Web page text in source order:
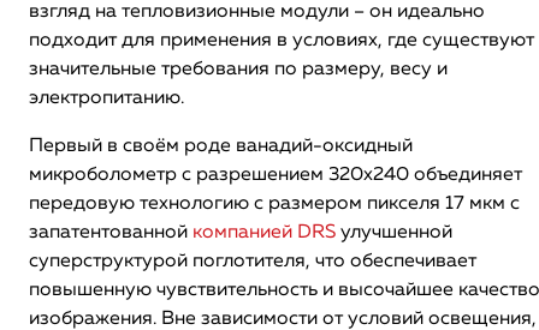
взгляд на тепловизионные модули – он идеально
подходит для применения в условиях, где существуют
значительные требования по размеру, весу и
электропитанию.
Первый в своём роде ванадий-оксидный
микроболометр с разрешением 320х240 объединяет
передовую технологию с размером пикселя 17 мкм с
запатентованной компанией DRS улучшенной
суперструктурой поглотителя, что обеспечивает
повышенную чувствительность и высочайшее качество
изображения. Вне зависимости от условий освещения,